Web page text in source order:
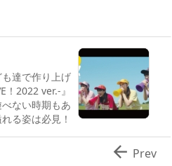
達で作り上げ
！2022 ver.-』
ない時期もあ
る姿は必見！
 Prev